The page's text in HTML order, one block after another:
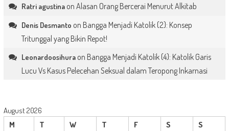
Ratri agustinaon Alasan Orang Bercerai Menurut Alkitab
Denis Desmanto on Bangga Menjadi Katolik (2): Konsep
Tritunggal yang Bikin Repot!
Leonardoosihuraon Bangga Menjadi Katolik (4): Katolik Garis
Lucu Vs Kasus Pelecehan Seksual dalam Teropong Inkarnasi
August 2026
M
T W T F S S